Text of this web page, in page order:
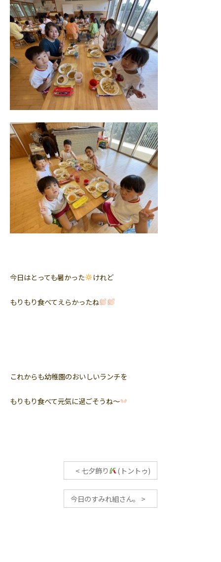
今日はとっても暑かった ‬けれど
もりもり食べてえらかったね
これからも幼稚園のおいしいランチを
もりもり食べて元気に過ごそうね〜
< 七夕飾り (トントゥ)
今日のすみれ組さん。 >